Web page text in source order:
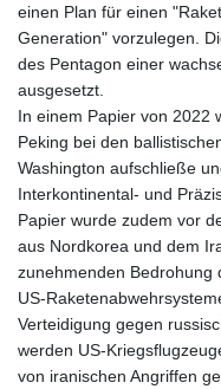
einen Plan für einen
Generation" vorzulegen.
des Pentagon einer
ausgesetzt.
In einem Papier von 2022
Peking bei den
Washington aufschließe
Interkontinental- und
Papier wurde zudem vor
aus Nordkorea und dem
zunehmenden Bedrohung
US-
Verteidigung gegen
werden US-
von iranischen Angriffen